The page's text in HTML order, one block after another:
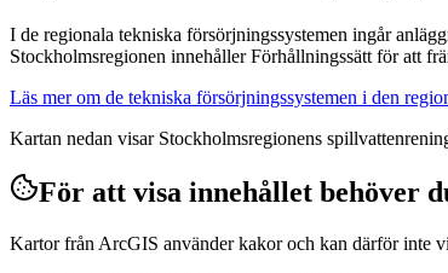
I de regionala tekniska försörjningssystemen ingår
Stockholmsregionen innehåller Förhållningssätt för att
Läs mer om de tekniska försörjningssystemen i den
Kartan nedan visar Stockholmsregionens
För att visa innehållet behöver
Kartor från ArcGIS använder kakor och kan därför inte